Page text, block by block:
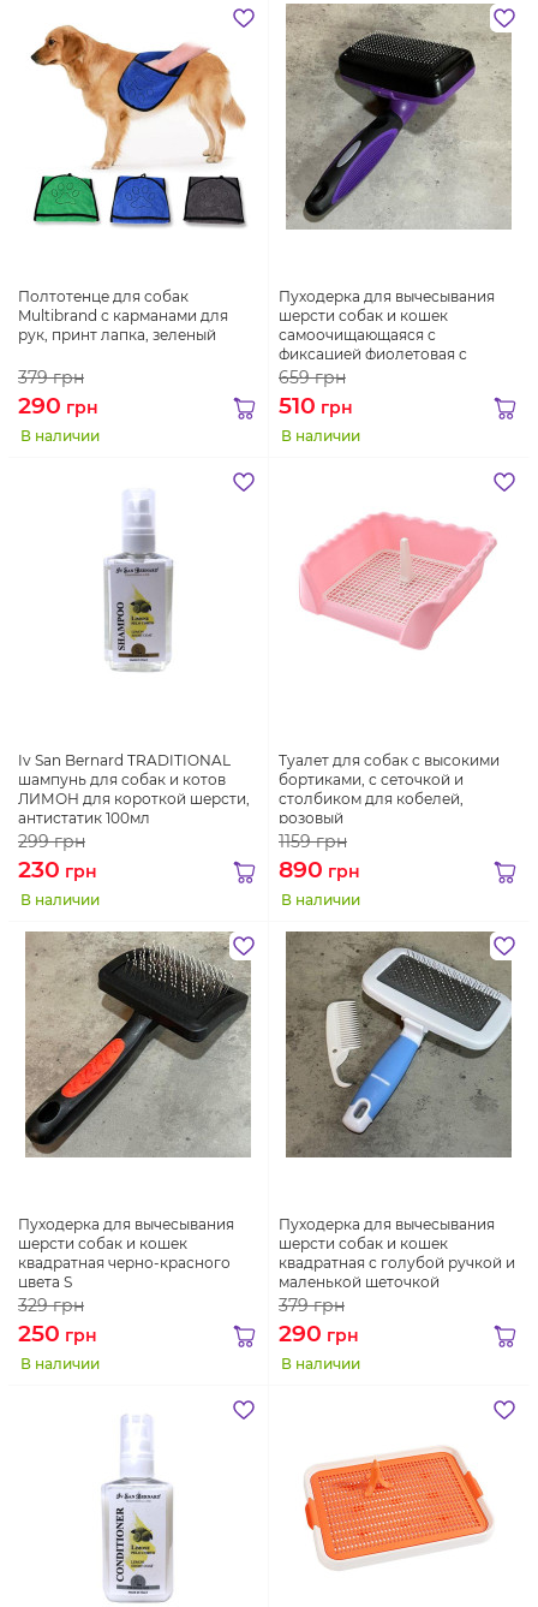
Полтотенце для собак
Multibrand с карманами для
рук, принт лапка, зеленый
379грн
290 грн
В наличии
Пуходерка для вычесывания
шерсти собак и кошек
самоочищающаяся с
фиксацией фиолетовая с
черным
659грн
510 грн
В наличии
Iv San Bernard TRADITIONAL
шампунь для собак и котов
ЛИМОН для короткой шерсти,
антистатик 100мл
299грн
230 грн
В наличии
Туалет для собак с высокими
бортиками, с сеточкой и
столбиком для кобелей,
розовый
1159грн
890 грн
В наличии
Пуходерка для вычесывания
шерсти собак и кошек
квадратная черно-красного
цвета S
329грн
250 грн
В наличии
Пуходерка для вычесывания
шерсти собак и кошек
квадратная с голубой ручкой и
маленькой щеточкой
379грн
290 грн
В наличии